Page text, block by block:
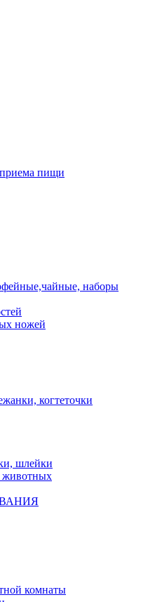
пищи
наборы
ножей
когтеточки
шлейки
животных
комнаты